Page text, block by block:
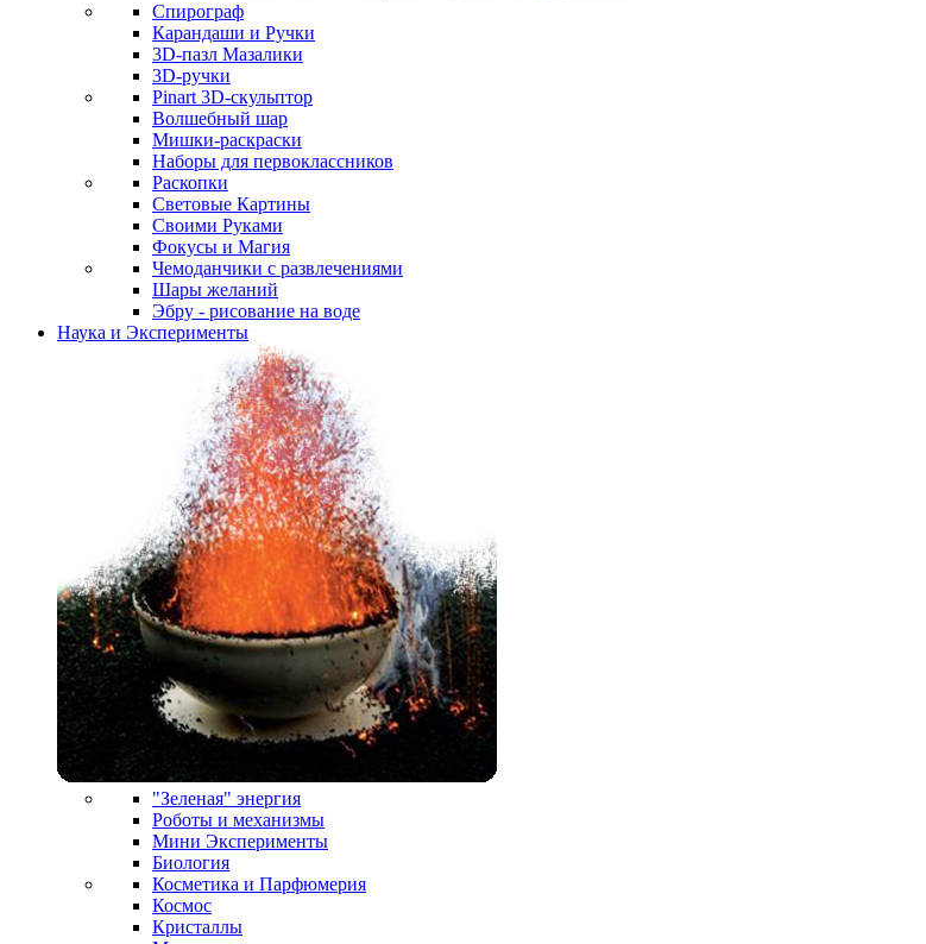
Спирограф
Карандаши и Ручки
3D-пазл Мазалики
3D-ручки
Pinart 3D-скульптор
Волшебный шар
Мишки-раскраски
Наборы для первоклассников
Раскопки
Световые Картины
Своими Руками
Фокусы и Магия
Чемоданчики с развлечениями
Шары желаний
Эбру - рисование на воде
Наука и Эксперименты
"Зеленая" энергия
Роботы и механизмы
Мини Эксперименты
Биология
Косметика и Парфюмерия
Космос
Кристаллы